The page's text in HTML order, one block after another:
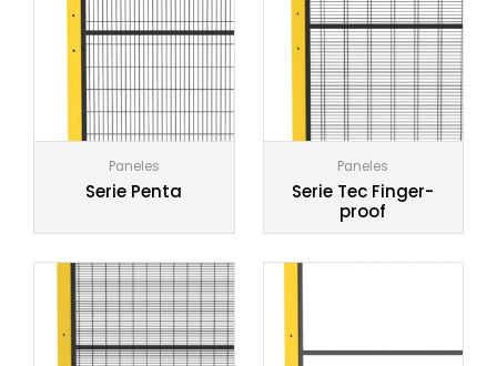
Paneles
Serie Penta
Paneles
Serie Tec Finger-
proof